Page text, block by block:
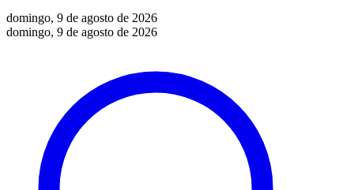
domingo, 9 de agosto de 2026
domingo, 9 de agosto de 2026